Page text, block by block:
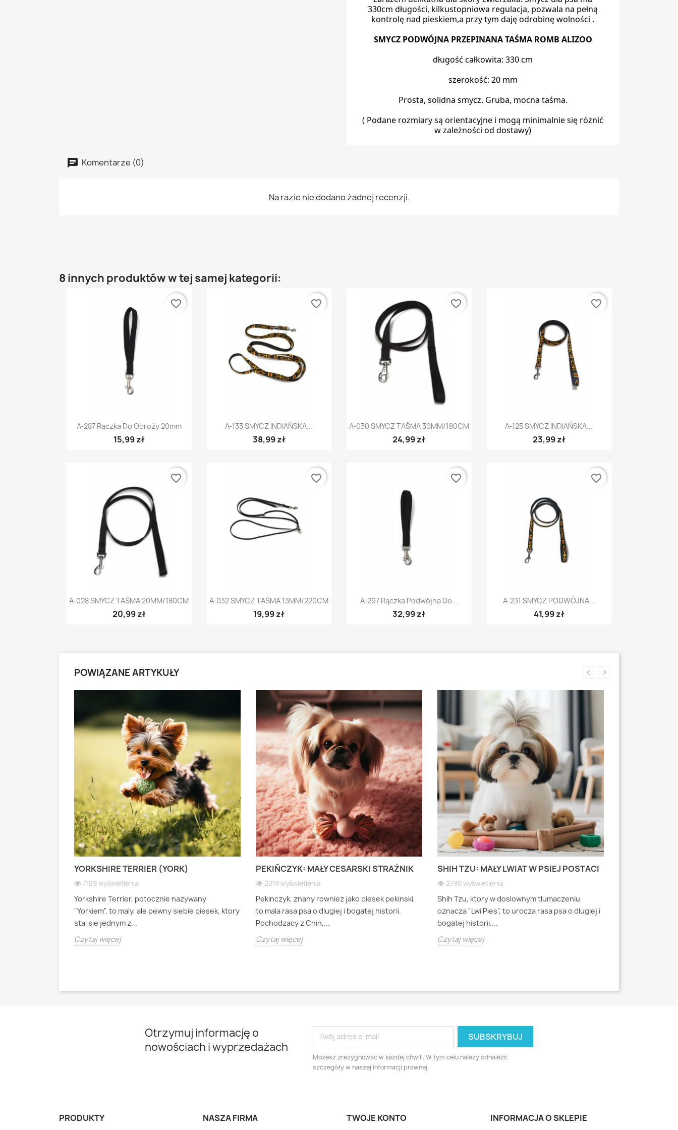
330cm długości, kilkustopniowa regulacja, pozwala na pełną
kontrolę nad pieskiem,a przy tym daję odrobinę wolności .
SMYCZ PODWÓJNA PRZEPINANA TAŚMA ROMB ALIZOO
długość całkowita: 330 cm
szerokość: 20 mm
Prosta, solidna smycz. Gruba, mocna taśma.
( Podane rozmiary są orientacyjne i mogą minimalnie się różnić
w zależności od dostawy)
Komentarze (0)
Na razie nie dodano żadnej recenzji.
8 innych produktów w tej samej kategorii:
Szybki podgląd
A-287 Rączka Do Obroży 20mm
15,99 zł
favorite_border
 Szybki podgląd
A-133 SMYCZ INDIAŃSKA...
38,99 zł
favorite_border
Szybki podgląd
A-030 SMYCZ TAŚMA 30MM/180CM
24,99 zł
favorite_border
Szybki podgląd
A-125 SMYCZ INDIAŃSKA...
23,99 zł
favorite_border
Szybki podgląd
A-028 SMYCZ TAŚMA 20MM/180CM
20,99 zł
favorite_border
Szybki podgląd
A-032 SMYCZ TAŚMA 13MM/220CM
19,99 zł
favorite_border
Szybki podgląd
A-297 Rączka Podwójna Do...
32,99 zł
favorite_border
Szybki podgląd
A-231 SMYCZ PODWÓJNA...
41,99 zł
favorite_border
POWIĄZANE ARTYKUŁY
YORKSHIRE TERRIER (YORK)
7189 wyświetlenia
Yorkshire Terrier, potocznie nazywany
"Yorkiem", to maly, ale pewny siebie piesek, ktory
stal sie jednym z...
Czytaj więcej
PEKIŃCZYK: MAŁY CESARSKI STRAŻNIK
2019 wyświetlenia
Pekinczyk, znany rowniez jako piesek pekinski,
to mala rasa psa o dlugiej i bogatej historii.
Pochodzacy z Chin,...
Czytaj więcej
SHIH TZU: MAŁY LWIAT W PSIEJ POSTACI
2790 wyświetlenia
Shih Tzu, ktory w doslownym tlumaczeniu
oznacza "Lwi Pies", to urocza rasa psa o dlugiej i
bogatej historii....
Czytaj więcej
Otrzymuj informację o
nowościach i wyprzedażach
Możesz zrezygnować w każdej chwili. W tym celu należy odnaleźć
szczegóły w naszej informacji prawnej.
PRODUKTY NASZA FIRMA TWOJE KONTO INFORMACJA O SKLEPIE